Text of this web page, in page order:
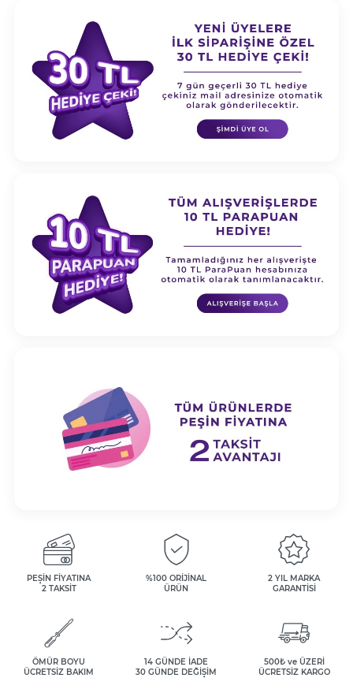
PEŞİN FİYATINA
2 TAKSİT
%100 ORİJİNAL
ÜRÜN
2 YIL MARKA
GARANTİSİ
ÖMÜR BOYU
ÜCRETSİZ BAKIM
14 GÜNDE İADE
30 GÜNDE DEĞİŞİM
500₺ ve ÜZERİ
ÜCRETSİZ KARGO